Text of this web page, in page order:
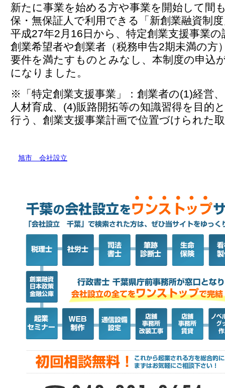
新たに事業を始める方や事業を開始して間
保・無保証人で利用できる「新創業融資制
平成27年2月16日から、特定創業支援事業
創業希望者や創業者（税務申告2期未満の方
要件を満たすものとみなし、本制度の申込
になりました。
※「特定創業支援事業」：創業者の(1)経営
人材育成、(4)販路開拓等の知識習得を目的
行う、創業支援事業計画で位置づけられた
旭市 会社設立